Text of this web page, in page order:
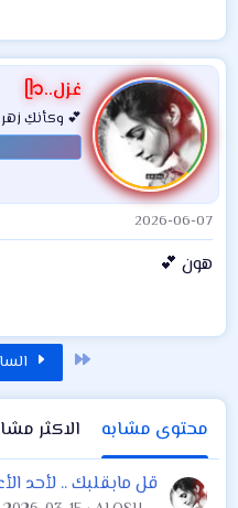
غزل..ᥫ᭡
💕 وكأنكِ
2026-06-07
هون 💕
الأول
محتوى مشابه الاكثر
قل مابقلبك .. لأحد